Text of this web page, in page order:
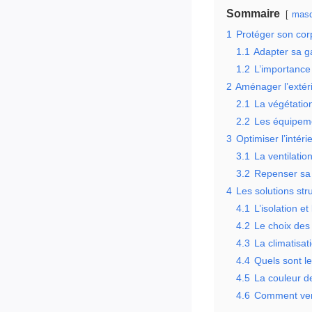
Sommaire
1
Protéger son
1.1 Adapter sa
1.2
2 Aménager
2.1
La
2.2 Les
3 Optimiser
3.1
La
3.2 Repenser
4 Les solutions
4.1
L’isolation
4.2 Le choix
4.3 La
4.4 Quels sont
4.5 La couleur
4.6 Comment